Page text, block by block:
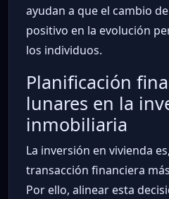
ayudan a que el cambio
positivo en la evolución
los individuos.
Planificación
lunares en la
inmobiliaria
La inversión en vivienda
transacción financiera
Por ello, alinear esta